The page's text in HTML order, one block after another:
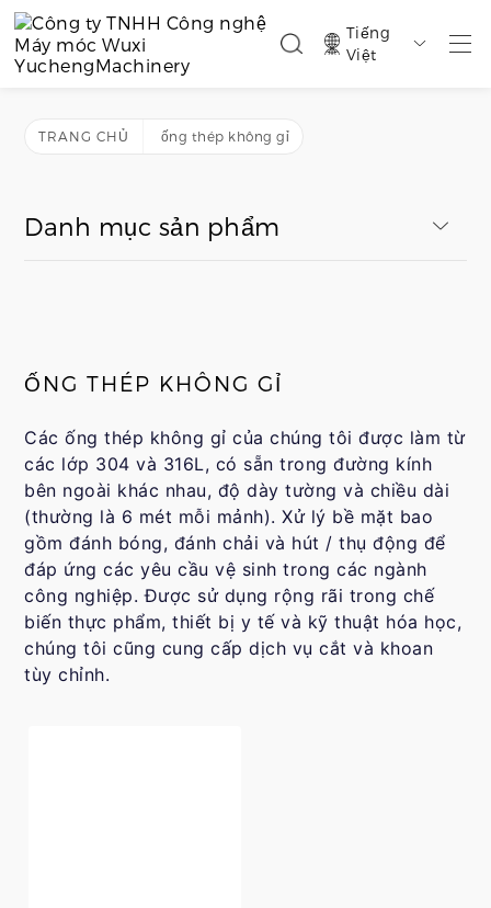
Tiếng
Việt

TRANG CHỦ ống thép không gỉ
Danh mục sản phẩm
ỐNG THÉP KHÔNG GỈ
Các ống thép không gỉ của chúng tôi được làm từ
các lớp 304 và 316L, có sẵn trong đường kính
bên ngoài khác nhau, độ dày tường và chiều dài
(thường là 6 mét mỗi mảnh). Xử lý bề mặt bao
gồm đánh bóng, đánh chải và hút / thụ động để
đáp ứng các yêu cầu vệ sinh trong các ngành
công nghiệp. Được sử dụng rộng rãi trong chế
biến thực phẩm, thiết bị y tế và kỹ thuật hóa học,
chúng tôi cũng cung cấp dịch vụ cắt và khoan
tùy chỉnh.